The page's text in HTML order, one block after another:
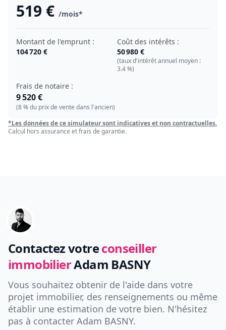
519 € /mois*
Montant de l'emprunt :
104 720 €
Coût des intérêts :
50 980 €
(taux d'intérêt annuel moyen :
3.4%)
Frais de notaire :
9 520 €
(8 % du prix de vente dans l'ancien)
*Les données de ce simulateur sont indicatives et non contractuelles.
Calcul hors assurance et frais de garantie.
Contactez votreconseiller
immobilierAdam BASNY
Vous souhaitez obtenir de l'aide dans votre
projet immobilier, des renseignements ou même
établir une estimation de votre bien. N'hésitez
pas à contacter Adam BASNY.